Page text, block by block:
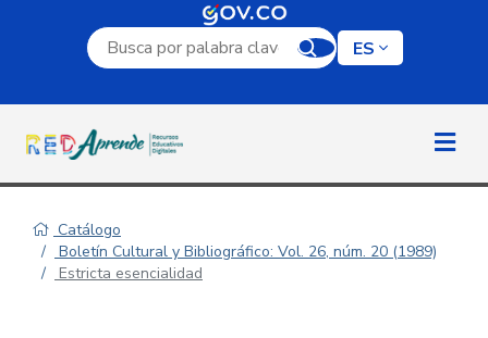
Campo de búsqueda por palabra clave
ES
Catálogo
Boletín Cultural y Bibliográfico: Vol. 26, núm. 20 (1989)
Estricta esencialidad